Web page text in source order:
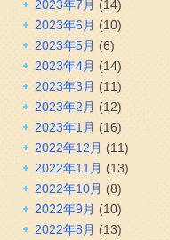
2023年7月 (14)
2023年6月 (10)
2023年5月 (6)
2023年4月 (14)
2023年3月 (11)
2023年2月 (12)
2023年1月 (16)
2022年12月 (11)
2022年11月 (13)
2022年10月 (8)
2022年9月 (10)
2022年8月 (13)